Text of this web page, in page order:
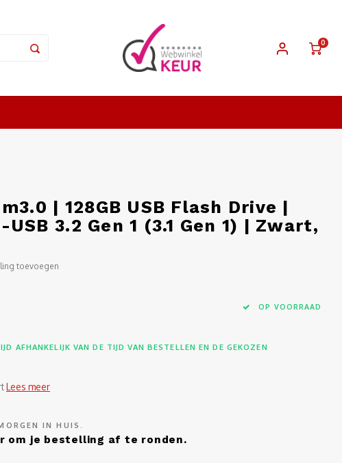
0
| 128GB USB Flash Drive |
3.2 Gen 1 (3.1 Gen 1) | Zwart,
toevoegen
OP VOORRAAD
AFHANKELIJK VAN DE TIJD VAN BESTELLEN EN DE GEKOZEN
Lees meer
IN HUIS.
om je bestelling af te ronden.